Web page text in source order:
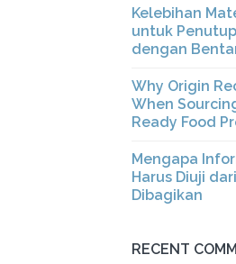
Kelebihan
untuk
dengan
Why Origin
When
Ready Food
Mengapa
Harus Diuji
Dibagikan
RECENT